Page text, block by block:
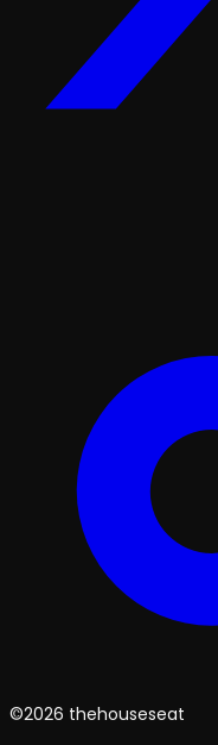
©2026 thehouseseat